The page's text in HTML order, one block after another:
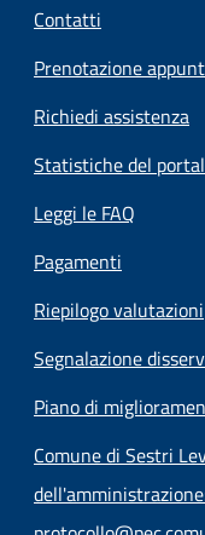
Contatti
Prenotazione
Richiedi assistenza
Statistiche del
Leggi le FAQ
Pagamenti
Riepilogo valutazioni
Segnalazione
Piano di
Comune di Sestri